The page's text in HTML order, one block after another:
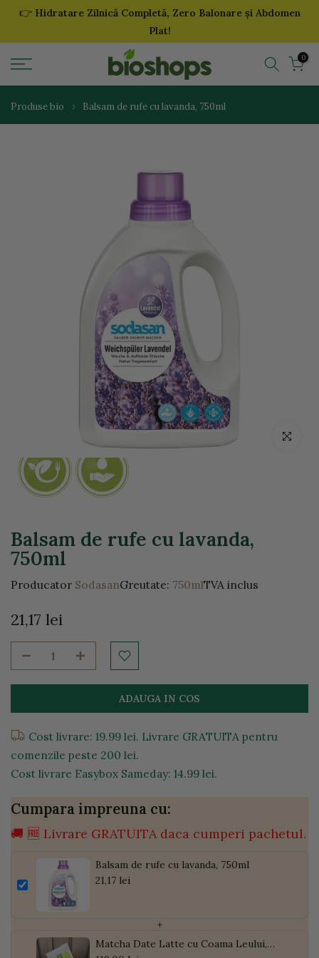
Sari
👉 Hidratare Zilnică Completă, Zero Balonare și Abdomen
Plat!
0
Produse bio Balsam de rufe cu lavanda, 750ml
Click
Balsam de rufe cu lavanda,
750ml
Producator SodasanGreutate: 750mlTVA inclus
21,17 lei
ADAUGA IN COS
Cost livrare: 19.99 lei. Livrare GRATUITA pentru
comenzile peste 200 lei.
Cost livrare Easybox Sameday: 14.99 lei.
Cumpara impreuna cu:
🚚 🆓 Livrare GRATUITA daca cumperi pachetul.
Balsam de rufe cu lavanda, 750ml
21,17 lei
+
Matcha Date Latte cu Coama Leului,